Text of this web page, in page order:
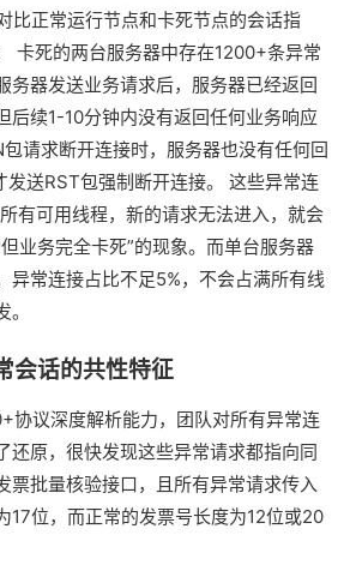
比正常运行节点和卡死节点的会话指
卡死的两台服务器中存在1200+条异常
务器发送业务请求后，服务器已经返回
后续1-10分钟内没有返回任何业务响应
请求断开连接时，服务器也没有任何回
送RST包强制断开连接。 这些异常连
有可用线程，新的请求无法进入，就会
业务完全卡死”的现象。而单台服务器
异常连接占比不足5%，不会占满所有线
会话的共性特征
协议深度解析能力，团队对所有异常连
还原，很快发现这些异常请求都指向同
票批量核验接口，且所有异常请求传入
17位，而正常的发票号长度为12位或20